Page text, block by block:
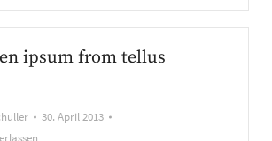
ipsum from tellus
30. April 2013